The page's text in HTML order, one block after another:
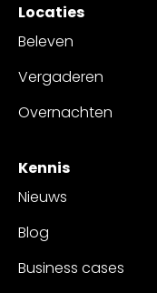
Locaties
Beleven
Vergaderen
Overnachten
Kennis
Nieuws
Blog
Business cases